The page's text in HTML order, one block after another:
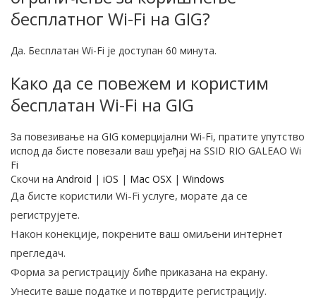
бесплатног Wi-Fi на GIG?
Да. Бесплатан Wi-Fi је доступан 60 минута.
Како да се повежем и користим
бесплатан Wi-Fi на GIG
За повезивање на GIG комерцијални Wi-Fi, пратите упутство
испод да бисте повезали ваш уређај на SSID RIO GALEAO Wi
Fi
Скочи на Android | iOS | Mac OSX | Windows
Да бисте користили Wi-Fi услуге, морате да се
региструјете.
Након конекције, покрените ваш омиљени интернет
прегледач.
Форма за регистрацију биће приказана на екрану.
Унесите ваше податке и потврдите регистрацију.